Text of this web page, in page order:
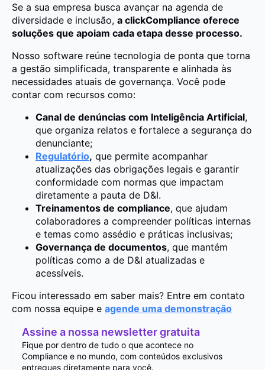
Se a sua empresa busca avançar na agenda de
diversidade e inclusão, a clickCompliance oferece
soluções que apoiam cada etapa desse processo.
Nosso software reúne tecnologia de ponta que torna
a gestão simplificada, transparente e alinhada às
necessidades atuais de governança. Você pode
contar com recursos como:
Canal de denúncias com Inteligência Artificial,
que organiza relatos e fortalece a segurança do
denunciante;
Regulatório, que permite acompanhar
atualizações das obrigações legais e garantir
conformidade com normas que impactam
diretamente a pauta de D&I.
Treinamentos de compliance, que ajudam
colaboradores a compreender políticas internas
e temas como assédio e práticas inclusivas;
Governança de documentos, que mantém
políticas como a de D&I atualizadas e
acessíveis.
Ficou interessado em saber mais? Entre em contato
com nossa equipe e agende uma demonstração
Assine a nossa newsletter gratuita
Fique por dentro de tudo o que acontece no
Compliance e no mundo, com conteúdos exclusivos
entregues diretamente para você.